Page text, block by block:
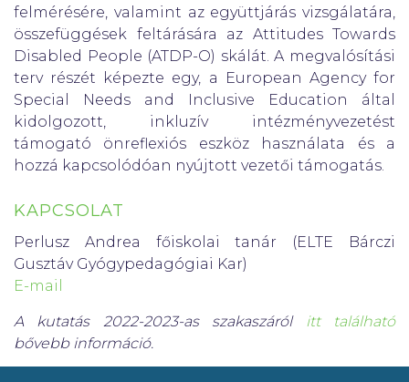
felmérésére, valamint az együttjárás vizsgálatára,
összefüggések feltárására az Attitudes Towards
Disabled People (ATDP-O) skálát. A megvalósítási
terv részét képezte egy, a European Agency for
Special Needs and Inclusive Education által
kidolgozott, inkluzív intézményvezetést
támogató önreflexiós eszköz használata és a
hozzá kapcsolódóan nyújtott vezetői támogatás.
KAPCSOLAT
Perlusz Andrea főiskolai tanár (ELTE Bárczi
Gusztáv Gyógypedagógiai Kar)
E-mail
A kutatás 2022-2023-as szakaszáról itt található
bővebb információ.